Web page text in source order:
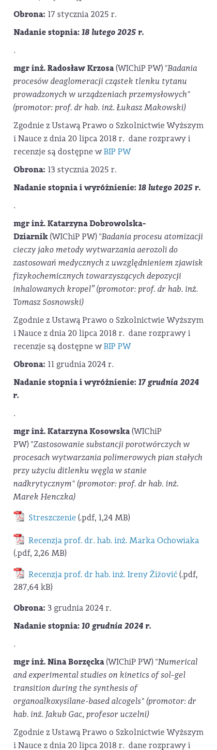
Obrona: 17 stycznia 2025 r.
Nadanie stopnia: 18 lutego 2025 r.
.
mgr inż. Radosław Krzosa(WIChiP PW) "Badania
procesów deaglomeracji cząstek tlenku tytanu
prowadzonych w urządzeniach przemysłowych"
(promotor: prof. dr hab. inż. Łukasz Makowski)
Zgodnie z Ustawą Prawo o Szkolnictwie Wyższym
i Nauce z dnia 20 lipca 2018 r. dane rozprawy i
recenzje są dostępne wBIP PW
Obrona: 13 stycznia 2025 r.
Nadanie stopnia i wyróżnienie: 18 lutego 2025 r.
.
mgr inż. Katarzyna Dobrowolska-
Dziarnik(WIChiP PW) "Badania procesu atomizacji
cieczy jako metody wytwarzania aerozoli do
zastosowań medycznych z uwzględnieniem zjawisk
fizykochemicznych towarzyszących depozycji
inhalowanych kropel” (promotor: prof. dr hab. inż.
Tomasz Sosnowski)
Zgodnie z Ustawą Prawo o Szkolnictwie Wyższym
i Nauce z dnia 20 lipca 2018 r. dane rozprawy i
recenzje są dostępne wBIP PW
Obrona: 11 grudnia 2024 r.
Nadanie stopnia i wyróżnienie: 17 grudnia 2024
r.
.
mgr inż. Katarzyna Kosowska(WIChiP
PW) "Zastosowanie substancji porotwórczych w
procesach wytwarzania polimerowych pian stałych
przy użyciu ditlenku węgla w stanie
nadkrytycznym" (promotor: prof. dr hab. inż.
Marek Henczka)
Streszczenie (.pdf, 1,24 MB)
Recenzja prof. dr. hab. inż. Marka Ochowiaka
(.pdf, 2,26 MB)
Recenzja prof. dr hab. inż. Ireny Žižović(.pdf,
287,64 kB)
Obrona: 3 grudnia 2024 r.
Nadanie stopnia: 10 grudnia 2024 r.
.
mgr inż. Nina Borzęcka(WIChiP PW) "Numerical
and experimental studies on kinetics of sol-gel
transition during the synthesis of
organoalkoxysilane-based alcogels"(promotor: dr
hab. inż. Jakub Gac, profesor uczelni)
Zgodnie z Ustawą Prawo o Szkolnictwie Wyższym
i Nauce z dnia 20 lipca 2018 r. dane rozprawy i